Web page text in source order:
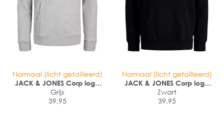
Normaal (licht getailleerd)
JACK & JONES Corp logo
sweat hood regular fit
Grijs
39,95
Normaal (licht getailleerd)
JACK & JONES Corp logo
sweat hood regular fit
Zwart
39,95